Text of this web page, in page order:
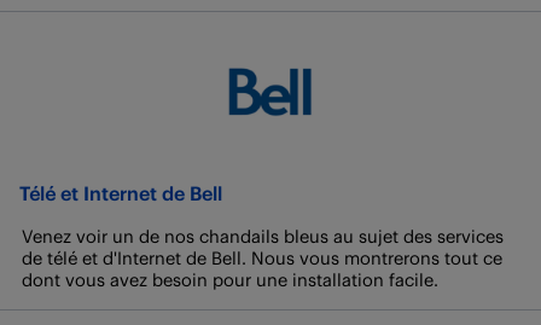
Télé et Internet de Bell
Venez voir un de nos chandails bleus au sujet des services
de télé et d'Internet de Bell. Nous vous montrerons tout ce
dont vous avez besoin pour une installation facile.